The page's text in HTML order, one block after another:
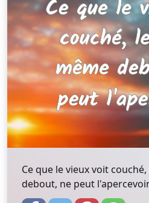
Ce que le vieux voit
debout, ne peut